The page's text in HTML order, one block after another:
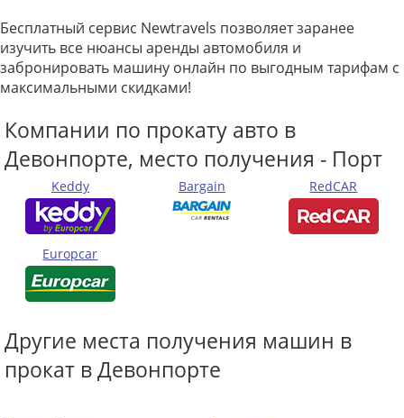
Бесплатный сервис Newtravels позволяет заранее
изучить все нюансы аренды автомобиля и
забронировать машину онлайн по выгодным тарифам с
максимальными скидками!
Компании по прокату авто в
Девонпорте, место получения - Порт
Keddy Bargain RedCAR
Europcar
Другие места получения машин в
прокат в Девонпорте